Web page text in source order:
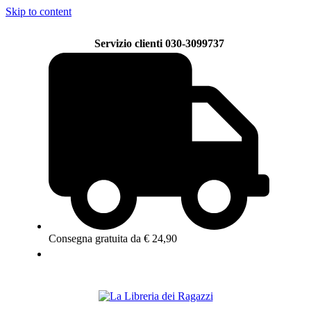
Skip to content
Servizio clienti 030-3099737
Consegna gratuita da € 24,90